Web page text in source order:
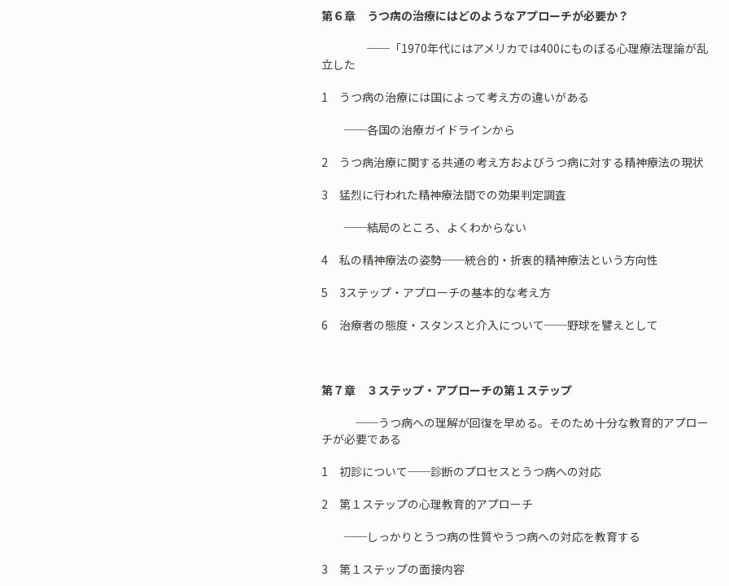
第６章 うつ病の治療にはどのようなアプローチが必要か？
──「1970年代にはアメリカでは400にものぼる心理療法理論が乱
立した
1 うつ病の治療には国によって考え方の違いがある
──各国の治療ガイドラインから
2 うつ病治療に関する共通の考え方およびうつ病に対する精神療法の現状
3 猛烈に行われた精神療法間での効果判定調査
──結局のところ、よくわからない
4 私の精神療法の姿勢──統合的・折衷的精神療法という方向性
5 3ステップ・アプローチの基本的な考え方
6 治療者の態度・スタンスと介入について──野球を譬えとして
第７章 ３ステップ・アプローチの第１ステップ
──うつ病への理解が回復を早める。そのため十分な教育的アプロー
チが必要である
1 初診について──診断のプロセスとうつ病への対応
2 第１ステップの心理教育的アプローチ
──しっかりとうつ病の性質やうつ病への対応を教育する
3 第１ステップの面接内容